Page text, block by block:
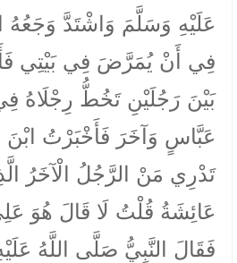
عَلَيْهِ وَسَلَّمَ وَاشْتَدَّ وَجَعُهُ
فِي أَنْ يُمَرَّضَ فِي بَيْتِي
بَيْنَ رَجُلَيْنِ تَخُطُّ رِجْلَاهُ
عَبَّاسٍ وَآخَرَ فَأَخْبَرْتُ
تَدْرِي مَنْ الرَّجُلُ الْآخَرُ
عَائِشَةُ قُلْتُ لَا قَالَ هُوَ
فَقَالَ النَّبِيُّ صَلَّى اللَّهُ